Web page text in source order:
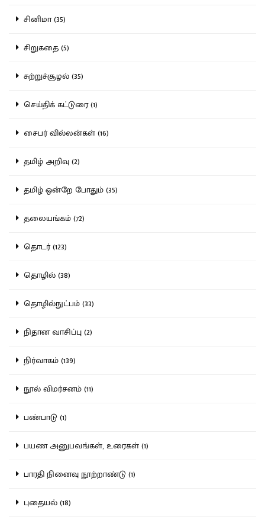
சினிமா (35)
சிறுகதை (5)
சுற்றுச்சூழல் (35)
செய்திக் கட்டுரை (1)
சைபர் வில்லன்கள் (16)
தமிழ் அறிவு (2)
தமிழ் ஒன்றே போதும் (35)
தலையங்கம் (72)
தொடர் (123)
தொழில் (38)
தொழில்நுட்பம் (33)
நிதான வாசிப்பு (2)
நிர்வாகம் (139)
நூல் விமர்சனம் (11)
பண்பாடு (1)
பயண அனுபவங்கள், உரைகள் (1)
பாரதி நினைவு நூற்றாண்டு (1)
புதையல் (18)